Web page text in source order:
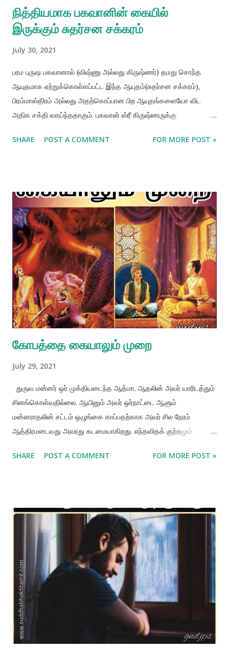
நித்தியமாக பகவானின் கையில்
இருக்கும் சுதர்சன சக்கரம்
July 30, 2021
பரம புருஷ பகவானால் (விஷ்ணு அல்லது கிருஷ்ணர்) தமது சொந்த
ஆயுதமாக ஏற்றுக்கொள்ளப்பட்ட இந்த ஆயுதம்(சுதர்சன சக்கரம்),
பிரம்மாஸ்திரம் அல்லது அதற்கொப்பான பிற ஆயுதங்களையோ விட
அதிக சக்தி வாய்ந்ததாகும். பகவான் ஸ்ரீ கிருஷ்ணருக்கு
இலக்கியங்கள் சிலவற்றில் கூறப்படுகிறது. ஆனால் உண்மையில் பகவான்
இத்தகைய அன்பளிப்புக்களை பகவான் தமது பக்தர்களிடமிருந்து
ஏற்றுக்கொள்கிறார். அந்த அன்பளிப்புகள் நித்தியமாக அவருக்குச்
சொந்தமானவை என்றாலும் அவற்றை அவர் அவ்வாறு ஏற்றுக்
கொள்கிறார். மகாபாரதத்தின் ஆதி பர்வத்தில் இந்த ஆயுதத்தைப்
பற்றிய விரிவான விளக்கம் ஒன்றுள்ளது. தன்னுடன் போட்டியிட்ட
சிசுபாலனைக் கொல்ல பகவான் ஸ்ரீ கிருஷ்ணர் இந்த ஆயுதத்தை
உபயோகித்தார். இந்த ஆயுதத்தினால் சால்வனையும் கூட அவர்
கொன்றார். மேலும் சில சமயங்களில், நண்பனான அர்ஜுனனுடைய
எதிரிகளை அர்ஜுனன் கொல்வதற்கு அதை உபயோகிக்க
வேண்டுமென்று பகவான் விரு...
SHARE POST A COMMENT FOR MORE POST »
கோபத்தை கையாலும் முறை
July 29, 2021
துருவ மன்னர் ஒர் முக்தியடைந்த ஆத்மா, ஆதலின் அவர் யாரிடத்தும்
சினங்கொள்வதில்லை. ஆயினும் அவர் ஒர்நாட்டை ஆளும்
மன்னராதலின் சட்டம் ஒழுங்கை காப்பதற்காக அவர் சில நேரம்
ஆத்திரமடைவது அவரது கடமையாகிறது. எந்தவிதக் குற்றமும்
அதனால் அக்குற்றவாளியைக் கொல்வது (உயிருக்குப்பதில் உயிர்)
அது அளவின்றி அதிகமாகும் தன்மை உடையதாகும். துருவரின்
ஆத்திரம் கரை மீறாத வண்ணம் அவர் தாத்தா மனுவினால் அன்புடன்
அமைதிப்படுத்தப்பட்டார். துருவரும் தனது தாத்தாவின் எண்ணம் என்ன
என்பதைப்புரிந்து கொண்டதினால் போரை உடனே நிறுத்தினார்.
சுலோகத்திலுள்ள "ஸ்ருதேன பூயஸா" அதாவது "தொடர்ந்து
கேட்பதினால்" என்றும் சொல் மிகவும் முக்கியத்துவம் வாய்ந்த தாகும்.
பக்தித் தொண்டைப் பற்றித் தொடர்ந்து கேட்பதின் மூலம் பக்தித்
தொண்டிற்குத் தீங்கிழைக்கும் ஆத்திரத்தினை அடக்குதல் கூடும்.
ஸ்ரீல பரீக...
SHARE POST A COMMENT FOR MORE POST »